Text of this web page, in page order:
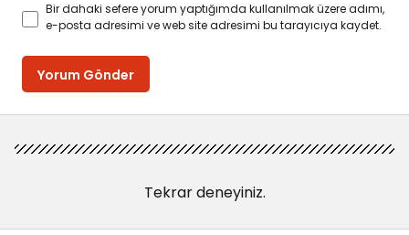
Bir dahaki sefere yorum yaptığımda kullanılmak üzere adımı,
e-posta adresimi ve web site adresimi bu tarayıcıya kaydet.
Yorum Gönder
Tekrar deneyiniz.